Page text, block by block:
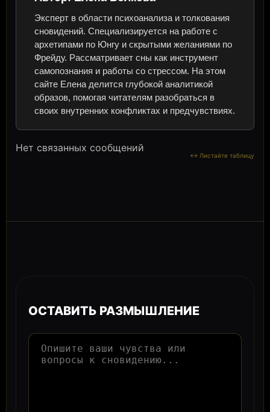
Эксперт в области психоанализа и толкования
сновидений. Специализируется на работе с
архетипами по Юнгу и скрытыми желаниями по
Фрейду. Рассматривает сны как инструмент
самопознания и работы со стрессом. На этом
сайте Елена делится глубокой аналитикой
образов, помогая читателям разобраться в
своих внутренних конфликтах и предчувствиях.
Нет связанных сообщений
ОСТАВИТЬ РАЗМЫШЛЕНИЕ